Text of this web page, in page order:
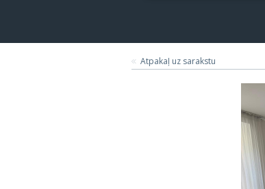
Atpakaļ uz sarakstu